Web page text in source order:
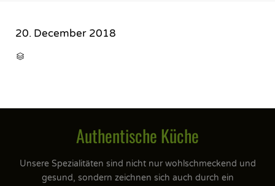
20. December 2018

Authentische Küche
Unsere Spezialitäten sind nicht nur wohlschmeckend und
gesund, sondern zeichnen sich auch durch ein